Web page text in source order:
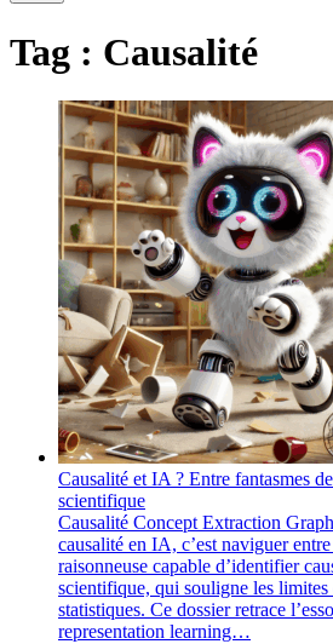
Tag : Causalité
Causalité et IA ? Entre fantasmes
scientifique
Causalité Concept Extraction
causalité en IA, c’est naviguer
raisonneuse capable d’identifier
scientifique, qui souligne les limites
statistiques. Ce dossier retrace
representation learning…